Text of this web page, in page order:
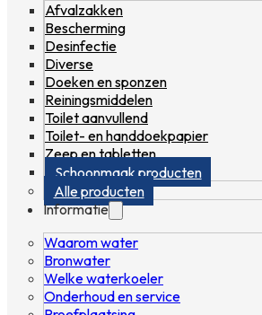
Afvalzakken
Bescherming
Desinfectie
Diverse
Doeken en sponzen
Reiningsmiddelen
Toilet aanvullend
Toilet- en handdoekpapier
Zeep en tabletten
Schoonmaak producten
Alle producten
Informatie
Waarom water
Bronwater
Welke waterkoeler
Onderhoud en service